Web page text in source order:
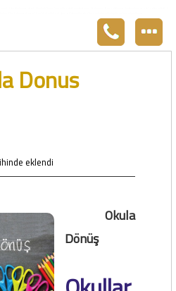
Donus
eklendi
Okula
Dönüş